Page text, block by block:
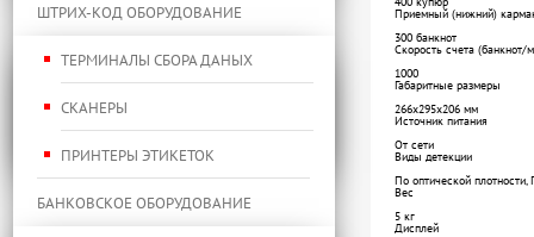
ШТРИХ-КОД ОБОРУДОВАНИЕ
ТЕРМИНАЛЫ СБОРА ДАНЫХ
СКАНЕРЫ
ПРИНТЕРЫ ЭТИКЕТОК
БАНКОВСКОЕ ОБОРУДОВАНИЕ
Приемный (нижний)
300 банкнот
Скорость счета (банкнот/
1000
Габаритные размеры
266х295х206 мм
Источник питания
От сети
Виды детекции
По оптической плотности,
Вес
5 кг
Дисплей